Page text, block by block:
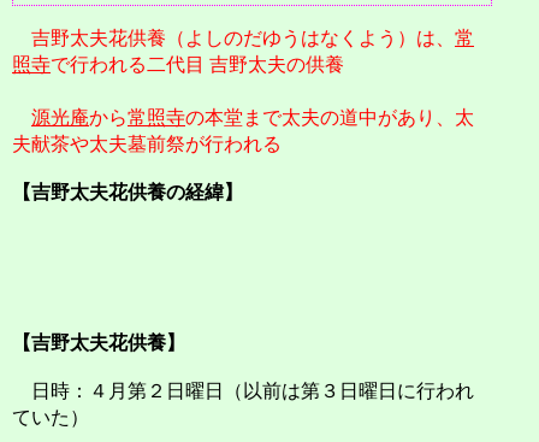
吉野太夫花供養（よしのだゆうはなくよう）は、 常
照寺で行われる二代目 吉野太夫の供養
源光庵から常照寺の本堂まで太夫の道中があり、太
夫献茶や太夫墓前祭が行われる
【吉野太夫花供養の経緯】
【吉野太夫花供養】
日時：４月第２日曜日（以前は第３日曜日に行われ
ていた）